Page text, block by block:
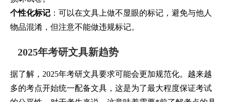
个性化标记 ：可以在文具上做不显眼的标记，避免与他人
物品混淆，但注意不能做违规标记。
2025年考研文具新趋势
据了解，2025年考研文具要求可能会更加规范化。越来越
多的考点开始统一配备文具，这是为了最大程度保证考试